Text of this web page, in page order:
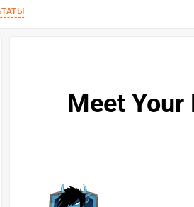
Meet Your